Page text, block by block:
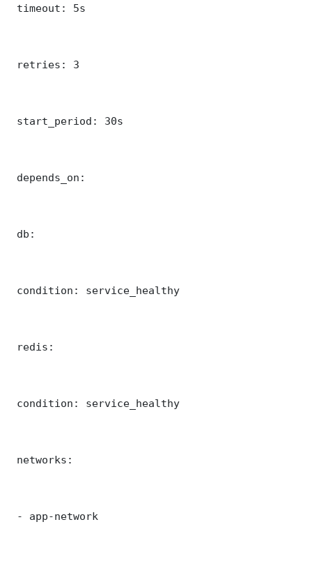
timeout: 5s
retries: 3
start_period: 30s
depends_on:
db:
condition: service_healthy
redis:
condition: service_healthy
networks:
- app-network